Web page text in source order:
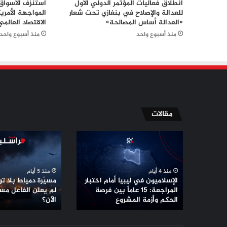
انطلاق فعاليات المؤتمر الدولي الأول
للعدالة والإصلاح في بنغازي تحت شعار
«العدالة أساس المصالحة»
منذ أسبوع واحد
استنزف
المواجهة
الاقتصاد
منذ أسبوع واحد
مقالات
الإسلاميون
ليبيا
أمام
اختبار
المراجعة:
عاماً
منذ 4 أيام
الإسلاميون في ليبيا أمام اختبار
المراجعة: 15 عاماً بين فرصة
الحكم وأزمة المشروع
مسيّرة
دمياط
بلا
توقيع
لماذا
لم
يعلن
منذ 5 أيام
مسيّرة دمياط بلا
لم يعلن الفاعل
الآن؟